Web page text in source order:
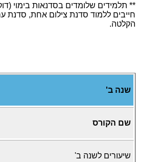
** תלמידים שלומדים בסדנאות בימוי
חייבים ללמוד סדנת צילום אחת, סדנת
הקלטה.
שנה ב'
שם הקורס
שיעורים לשנה ב'